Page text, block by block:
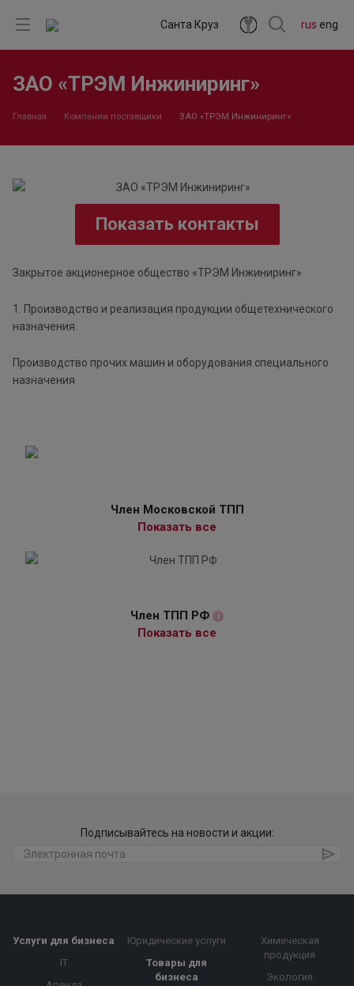
rus eng
Санта Круз
ЗАО «ТРЭМ Инжиниринг»
Главная Компании поставщики ЗАО «ТРЭМ Инжиниринг»
Показать контакты
Закрытое акционерное общество «ТРЭМ Инжиниринг»
1. Производство и реализация продукции общетехнического
назначения.
Производство прочих машин и оборудования специального
назначения
Член Московской ТПП
Показать все
Член ТПП РФ i
Показать все
Подписывайтесь на новости и акции:
Услуги для бизнеса
IT
Юридические услуги
Товары для
бизнеса
Химическая
продукция
Экология